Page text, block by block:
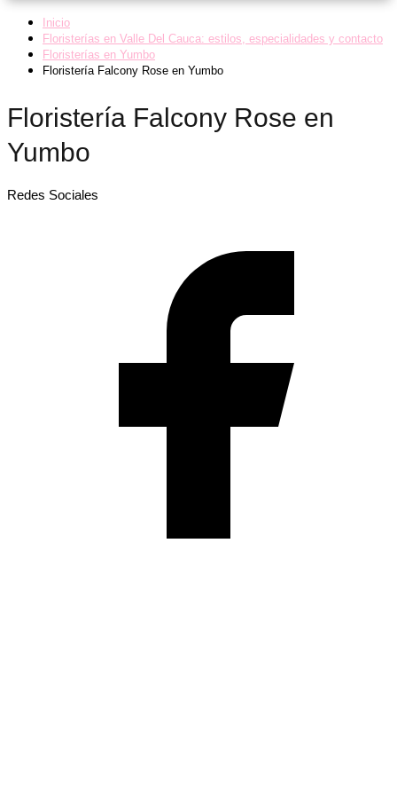
Inicio
Floristerías en Valle Del Cauca: estilos, especialidades y contacto
Floristerías en Yumbo
Floristería Falcony Rose en Yumbo
Floristería Falcony Rose en
Yumbo
Redes Sociales